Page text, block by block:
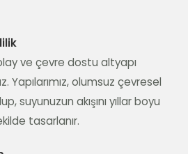
ve çevre dostu altyapı
Yapılarımız, olumsuz çevresel
suyunuzun akışını yıllar boyu
tasarlanır.